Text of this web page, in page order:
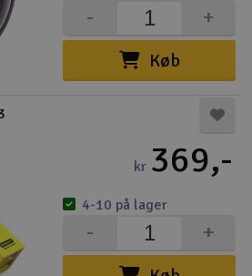
Køb
+
-
kr 369,-
+
-
4-10 på lager